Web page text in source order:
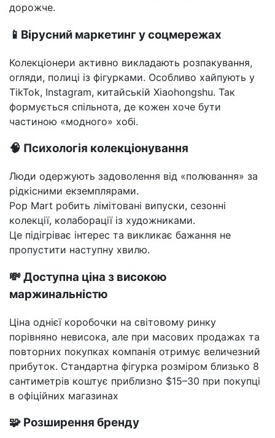
дорожче.
📱Вірусний маркетинг у соцмережах
Колекціонери активно викладають розпакування,
огляди, полиці із фігурками. Особливо хайпують у
TikTok, Instagram, китайській Xiaohongshu. Так
формується спільнота, де кожен хоче бути
частиною «модного» хобі.
🧠 Психологія колекціонування
Люди одержують задоволення від «полювання» за
рідкісними екземплярами.
Pop Mart робить лімітовані випуски, сезонні
колекції, колаборації із художниками.
Це підігріває інтерес та викликає бажання не
пропустити наступну хвилю.
💸 Доступна ціна з високою
маржинальністю
Ціна однієї коробочки на світовому ринку
порівняно невисока, але при масових продажах та
повторних покупках компанія отримує величезний
прибуток. Стандартна фігурка розміром близько 8
сантиметрів коштує приблизно $15–30 при покупці
в офіційних магазинах
🧩 Розширення бренду